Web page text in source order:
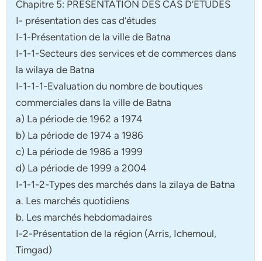
Chapitre 5: PRESENTATION DES CAS D’ETUDES
I- présentation des cas d’études
I-1-Présentation de la ville de Batna
I-1-1-Secteurs des services et de commerces dans
la wilaya de Batna
I-1-1-1-Evaluation du nombre de boutiques
commerciales dans la ville de Batna
a) La période de 1962 a 1974
b) La période de 1974 a 1986
c) La période de 1986 a 1999
d) La période de 1999 a 2004
I-1-1-2-Types des marchés dans la zilaya de Batna
a. Les marchés quotidiens
b. Les marchés hebdomadaires
I-2-Présentation de la région (Arris, Ichemoul,
Timgad)